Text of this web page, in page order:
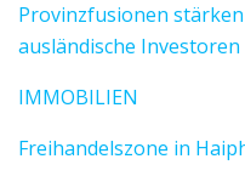
Provinzfusionen
ausländische Investoren
IMMOBILIEN
Freihandelszone in